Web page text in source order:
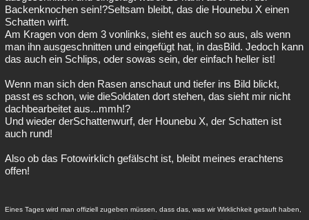
Backenknochen sein!?Seltsam bleibt, das die Hounebu X einen
Schatten wirft.
Am Kragen von dem 3 vonlinks, sieht es auch so aus, als wenn
man ihn ausgeschnitten und eingefügt hat, in dasBild. Jedoch kann
das auch ein Schlips, oder sowas sein, der einfach heller ist!
Wenn man sich den Rasen anschaut und tiefer ins Bild blickt,
passt es schon, wie dieSoldaten dort stehen, das sieht mir nicht
dachbearbeitet aus...mmh!?
Und wieder derSchattenwurf, der Hounebu X, der Schatten ist
auch rund!
Also ob das Fotowirklich gefälscht ist, bleibt meines erachtens
offen!
Eines Tages wird man offiziell zugeben müssen, dass das, was wir Wirklichkeit getauft haben,